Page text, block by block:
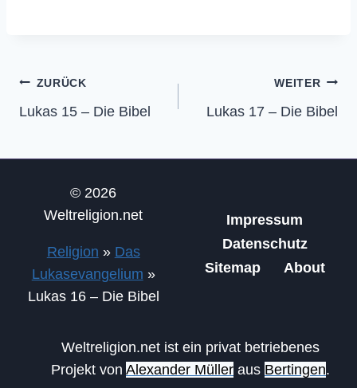
Beitragsnavigation
ZURÜCK
Lukas 15 – Die Bibel
WEITER
Lukas 17 – Die Bibel
© 2026
Weltreligion.net
Religion » Das
Lukasevangelium »
Lukas 16 – Die Bibel
Impressum
Datenschutz
Sitemap
About
Weltreligion.net ist ein privat betriebenes
Projekt von Alexander Müller aus Bertingen.